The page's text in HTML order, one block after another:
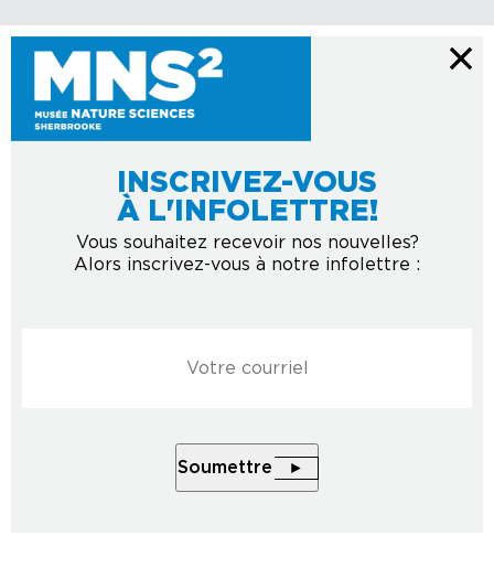
INSCRIVEZ-VOUS
À L'INFOLETTRE!
Vous souhaitez recevoir nos nouvelles?
Alors inscrivez-vous à notre infolettre :
Soumettre